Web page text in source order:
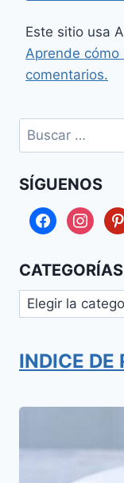
Este sitio usa
Aprende
comentarios.
Buscar:
SÍGUENOS
facebook
CATEGORÍAS
Categorías
INDICE DE
con